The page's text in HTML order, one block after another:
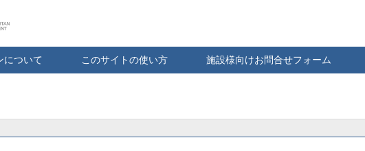
について このサイトの使い方 施設様向けお問合せフォーム